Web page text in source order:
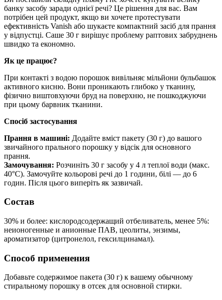
банку засобу заради однієї речі? Це рішення для вас. Вам
потрібен цей продукт, якщо ви хочете протестувати
ефективність Vanish або шукаєте компактний засіб для прання
у відпустці. Саше 30 г вирішує проблему раптових забруднень
швидко та економно.
Як це працює?
При контакті з водою порошок вивільняє мільйони бульбашок
активного кисню. Вони проникають глибоко у тканину,
фізично виштовхуючи бруд на поверхню, не пошкоджуючи
при цьому барвник тканини.
Спосіб застосування
Прання в машині: Додайте вміст пакету (30 г) до вашого
звичайного прального порошку у відсік для основного
прання.
Замочування: Розчиніть 30 г засобу у 4 л теплої води (макс.
40°C). Замочуйте кольорові речі до 1 години, білі — до 6
годин. Після цього виперіть як зазвичай.
Состав
30% и более: кислородсодержащий отбеливатель, менее 5%:
неионогенные и анионные ПАВ, цеолиты, энзимы,
ароматизатор (цитронелол, гексилцинамал).
Способ применения
Добавьте содержимое пакета (30 г) к вашему обычному
стиральному порошку в отсек для основной стирки.